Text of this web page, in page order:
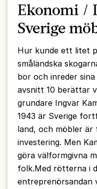
Ekonomi /
Sverige
Hur kunde ett litet
småländska
bor och inreder
avsnitt 10 berättar
grundare Ingvar
1943 är Sverige
land, och möbler är
investering. Men
göra välformgivna
folk.Med rötterna i
entreprenörsandan